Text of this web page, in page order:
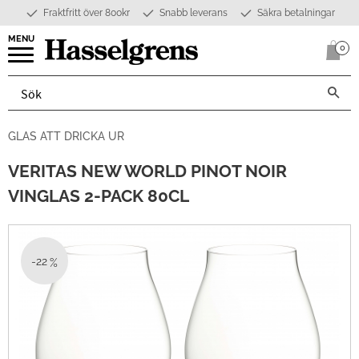
Meny
Fraktfritt över 800kr Snabb leverans Säkra betalningar
0
GLAS ATT DRICKA UR
VERITAS NEW WORLD PINOT NOIR
VINGLAS 2-PACK 80CL
22%